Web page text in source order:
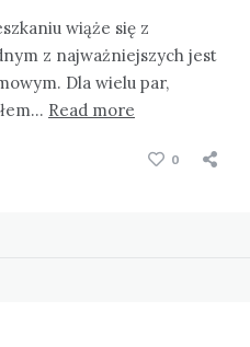
wiąże się z
z najważniejszych jest
Dla wielu par,
Read more
0